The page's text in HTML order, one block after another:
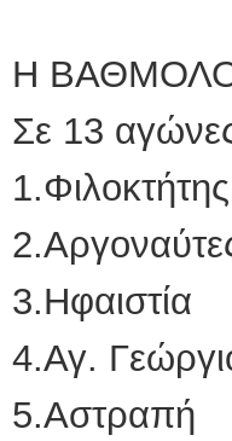
Η
Σε 13
4.Αγ.